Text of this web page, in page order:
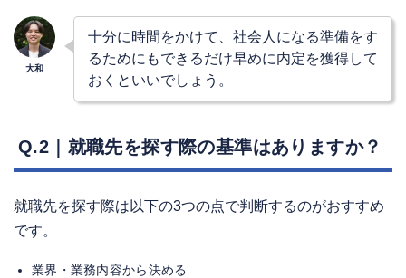
十分に時間をかけて、社会人になる準備をす
るためにもできるだけ早めに内定を獲得して
おくといいでしょう。
Q.2｜就職先を探す際の基準はありますか？
就職先を探す際は以下の3つの点で判断するのがおすすめ
です。
業界・業務内容から決める